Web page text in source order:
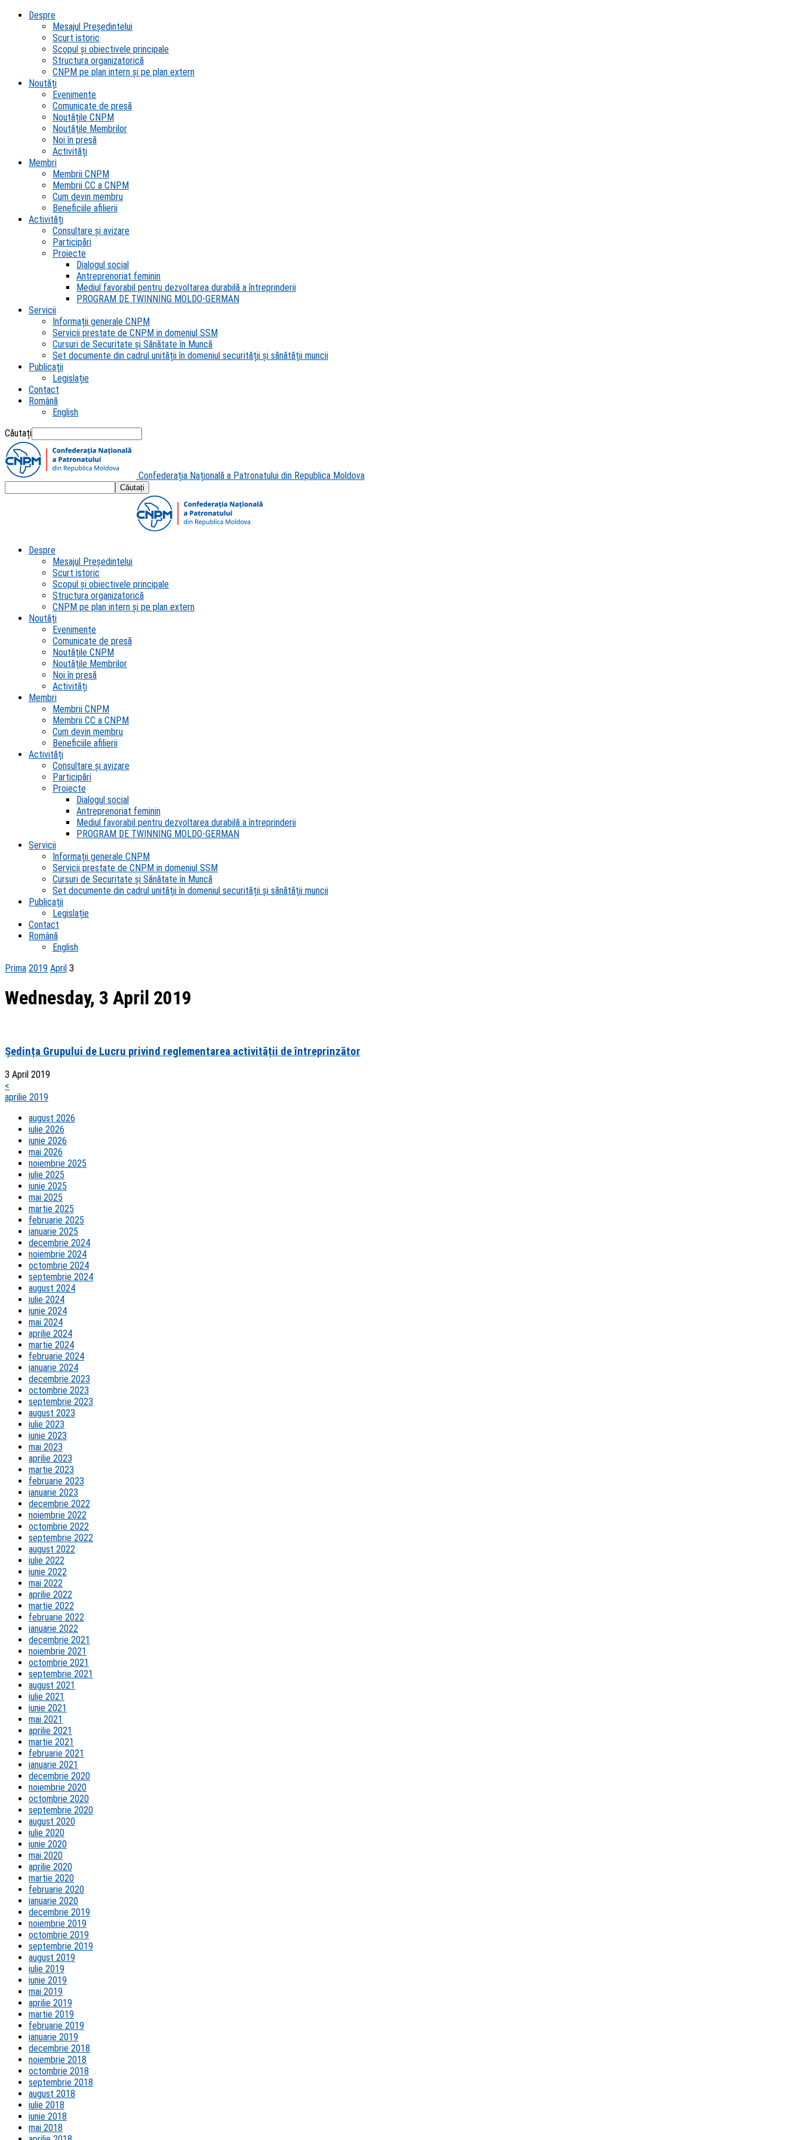
Despre
Mesajul Președintelui
Scurt istoric
Scopul şi obiectivele principale
Structura organizatorică
CNPM pe plan intern şi pe plan extern
Noutăți
Evenimente
Comunicate de presă
Noutățile CNPM
Noutățile Membrilor
Noi în presă
Activități
Membri
Membrii CNPM
Membrii CC a CNPM
Cum devin membru
Beneficiile afilierii
Activități
Consultare și avizare
Participări
Proiecte
Dialogul social
Antreprenoriat feminin
Mediul favorabil pentru dezvoltarea durabilă a întreprinderii
PROGRAM DE TWINNING MOLDO-GERMAN
Servicii
Informații generale CNPM
Servicii prestate de CNPM in domeniul SSM
Cursuri de Securitate și Sănătate în Muncă
Set documente din cadrul unității în domeniul securității și sănătății muncii
Publicații
Legislație
Contact
Română
English
Căutați
Confederația Națională a Patronatului din Republica Moldova
Despre
Mesajul Președintelui
Scurt istoric
Scopul şi obiectivele principale
Structura organizatorică
CNPM pe plan intern şi pe plan extern
Noutăți
Evenimente
Comunicate de presă
Noutățile CNPM
Noutățile Membrilor
Noi în presă
Activități
Membri
Membrii CNPM
Membrii CC a CNPM
Cum devin membru
Beneficiile afilierii
Activități
Consultare și avizare
Participări
Proiecte
Dialogul social
Antreprenoriat feminin
Mediul favorabil pentru dezvoltarea durabilă a întreprinderii
PROGRAM DE TWINNING MOLDO-GERMAN
Servicii
Informații generale CNPM
Servicii prestate de CNPM in domeniul SSM
Cursuri de Securitate și Sănătate în Muncă
Set documente din cadrul unității în domeniul securității și sănătății muncii
Publicații
Legislație
Contact
Română
English
Prima 2019 April 3
Wednesday, 3 April 2019
Ședința Grupului de Lucru privind reglementarea activității de întreprinzător
3 April 2019
<
aprilie 2019
august 2026
iulie 2026
iunie 2026
mai 2026
noiembrie 2025
iulie 2025
iunie 2025
mai 2025
martie 2025
februarie 2025
ianuarie 2025
decembrie 2024
noiembrie 2024
octombrie 2024
septembrie 2024
august 2024
iulie 2024
iunie 2024
mai 2024
aprilie 2024
martie 2024
februarie 2024
ianuarie 2024
decembrie 2023
octombrie 2023
septembrie 2023
august 2023
iulie 2023
iunie 2023
mai 2023
aprilie 2023
martie 2023
februarie 2023
ianuarie 2023
decembrie 2022
noiembrie 2022
octombrie 2022
septembrie 2022
august 2022
iulie 2022
iunie 2022
mai 2022
aprilie 2022
martie 2022
februarie 2022
ianuarie 2022
decembrie 2021
noiembrie 2021
octombrie 2021
septembrie 2021
august 2021
iulie 2021
iunie 2021
mai 2021
aprilie 2021
martie 2021
februarie 2021
ianuarie 2021
decembrie 2020
noiembrie 2020
octombrie 2020
septembrie 2020
august 2020
iulie 2020
iunie 2020
mai 2020
aprilie 2020
martie 2020
februarie 2020
ianuarie 2020
decembrie 2019
noiembrie 2019
octombrie 2019
septembrie 2019
august 2019
iulie 2019
iunie 2019
mai 2019
aprilie 2019
martie 2019
februarie 2019
ianuarie 2019
decembrie 2018
noiembrie 2018
octombrie 2018
septembrie 2018
august 2018
iulie 2018
iunie 2018
mai 2018